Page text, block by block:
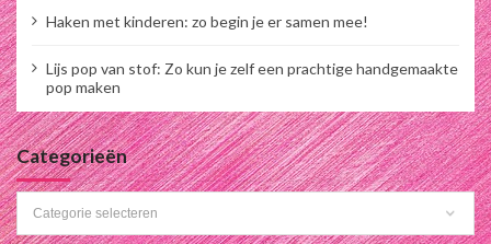
Haken met kinderen: zo begin je er samen mee!
Lijs pop van stof: Zo kun je zelf een prachtige handgemaakte
pop maken
Categorieën
Categorieën